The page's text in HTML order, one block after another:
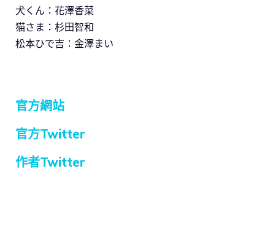
犬くん：花澤香菜
猫さま：杉田智和
松本ひで吉：金澤まい
官方網站
官方Twitter
作者Twitter